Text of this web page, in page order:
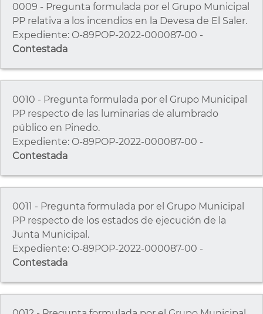
0009 - Pregunta formulada por el Grupo Municipal
PP relativa a los incendios en la Devesa de El Saler.
Expediente: O-89POP-2022-000087-00 -
Contestada
0010 - Pregunta formulada por el Grupo Municipal
PP respecto de las luminarias de alumbrado
público en Pinedo.
Expediente: O-89POP-2022-000087-00 -
Contestada
0011 - Pregunta formulada por el Grupo Municipal
PP respecto de los estados de ejecución de la
Junta Municipal.
Expediente: O-89POP-2022-000087-00 -
Contestada